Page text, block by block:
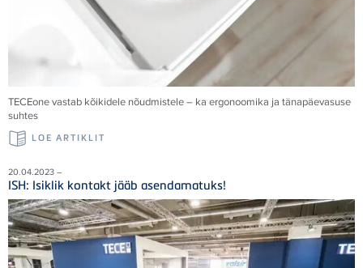
TECEone vastab kõikidele nõudmistele – ka ergonoomika ja tänapäevasuse
suhtes
LOE ARTIKLIT
20.04.2023 –
ISH: Isiklik kontakt jääb asendamatuks!